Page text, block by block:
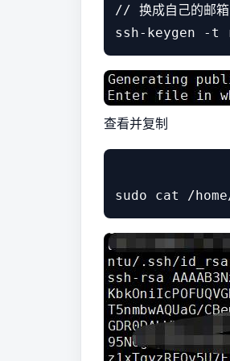
// 换成自己的邮箱
查看并复制